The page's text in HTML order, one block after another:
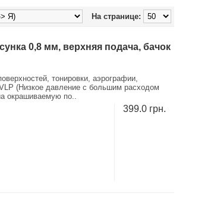
На странице:
0,8 мм, верхняя подача, бачок
тонировки, аэрографии,
(Низкое давление с большим расходом
окрашиваемую по..
399.0 грн.